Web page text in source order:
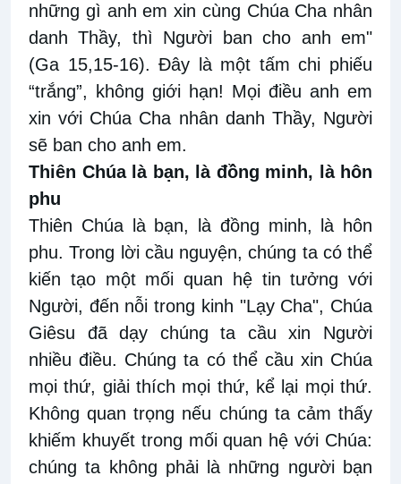
những gì anh em xin cùng Chúa Cha nhân
danh Thầy, thì Người ban cho anh em"
(Ga 15,15-16). Đây là một tấm chi phiếu
“trắng”, không giới hạn! Mọi điều anh em
xin với Chúa Cha nhân danh Thầy, Người
sẽ ban cho anh em.
Thiên Chúa là bạn, là đồng minh, là hôn
phu
Thiên Chúa là bạn, là đồng minh, là hôn
phu. Trong lời cầu nguyện, chúng ta có thể
kiến tạo một mối quan hệ tin tưởng với
Người, đến nỗi trong kinh "Lạy Cha", Chúa
Giêsu đã dạy chúng ta cầu xin Người
nhiều điều. Chúng ta có thể cầu xin Chúa
mọi thứ, giải thích mọi thứ, kể lại mọi thứ.
Không quan trọng nếu chúng ta cảm thấy
khiếm khuyết trong mối quan hệ với Chúa:
chúng ta không phải là những người bạn